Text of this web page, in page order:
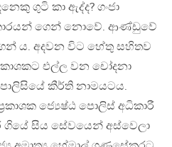
ගුටි කා ඇද්ද? ගංජා
ගෙන් නොවේ. ආණ්ඩුවේ
ය. අදවන විට හේතු සහිතව
එල්ල වන චෝදනා
කීර්ති නාමයටය.
ජ්‍යෙෂ්ඨ පොලිස් අධිකාරී
ගියේ සිය සේවයෙන් අස්වෙලා